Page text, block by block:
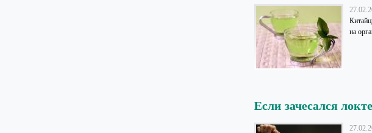
на
Если зачесался